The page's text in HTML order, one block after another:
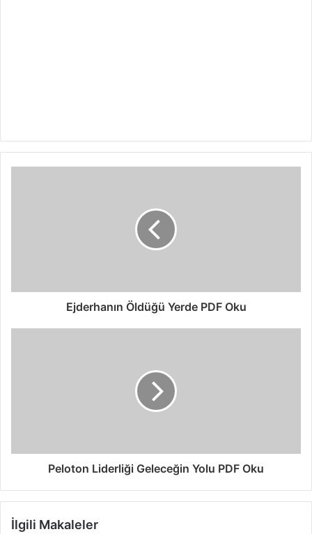
Ejderhanın Öldüğü Yerde PDF Oku
Peloton Liderliği Geleceğin Yolu PDF Oku
İlgili Makaleler